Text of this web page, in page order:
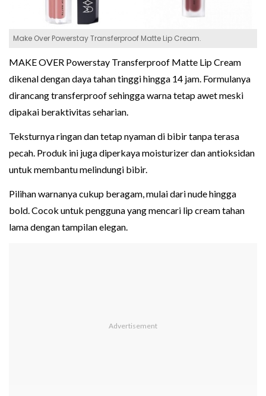
Make Over Powerstay Transferproof Matte Lip Cream.
MAKE OVER Powerstay Transferproof Matte Lip Cream
dikenal dengan daya tahan tinggi hingga 14 jam. Formulanya
dirancang transferproof sehingga warna tetap awet meski
dipakai beraktivitas seharian.
Teksturnya ringan dan tetap nyaman di bibir tanpa terasa
pecah. Produk ini juga diperkaya moisturizer dan antioksidan
untuk membantu melindungi bibir.
Pilihan warnanya cukup beragam, mulai dari nude hingga
bold. Cocok untuk pengguna yang mencari lip cream tahan
lama dengan tampilan elegan.